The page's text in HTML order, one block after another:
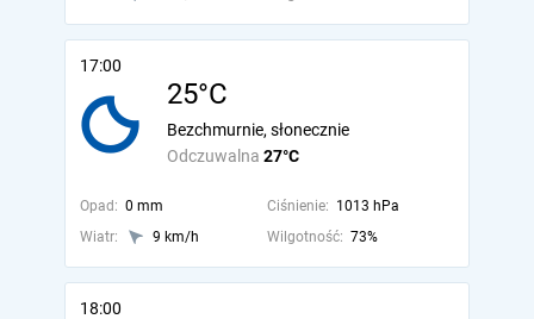
17:00
25°C
Odczuwalna 27°C
Bezchmurnie, słonecznie
Opad: 0 mm Ciśnienie: 1013 hPa
Wiatr:
9 km/h Wilgotność: 73%
18:00